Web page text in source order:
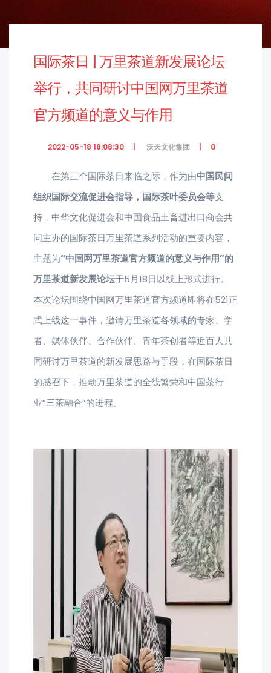
国际茶日 | 万里茶道新发展论坛
举行，共同研讨中国网万里茶道
官方频道的意义与作用
2022-05-18 18:08:30 沃天文化集团 0
在第三个国际茶日来临之际，作为由中国民间
组织国际交流促进会指导，国际茶叶委员会等支
持，中华文化促进会和中国食品土畜进出口商会共
同主办的国际茶日万里茶道系列活动的重要内容，
主题为“中国网万里茶道官方频道的意义与作用”的
万里茶道新发展论坛于5月18日以线上形式进行。
本次论坛围绕中国网万里茶道官方频道即将在521正
式上线这一事件，邀请万里茶道各领域的专家、学
者、媒体伙伴、合作伙伴、青年茶创者等近百人共
同研讨万里茶道的新发展思路与手段，在国际茶日
的感召下，推动万里茶道的全线繁荣和中国茶行
业“三茶融合”的进程。